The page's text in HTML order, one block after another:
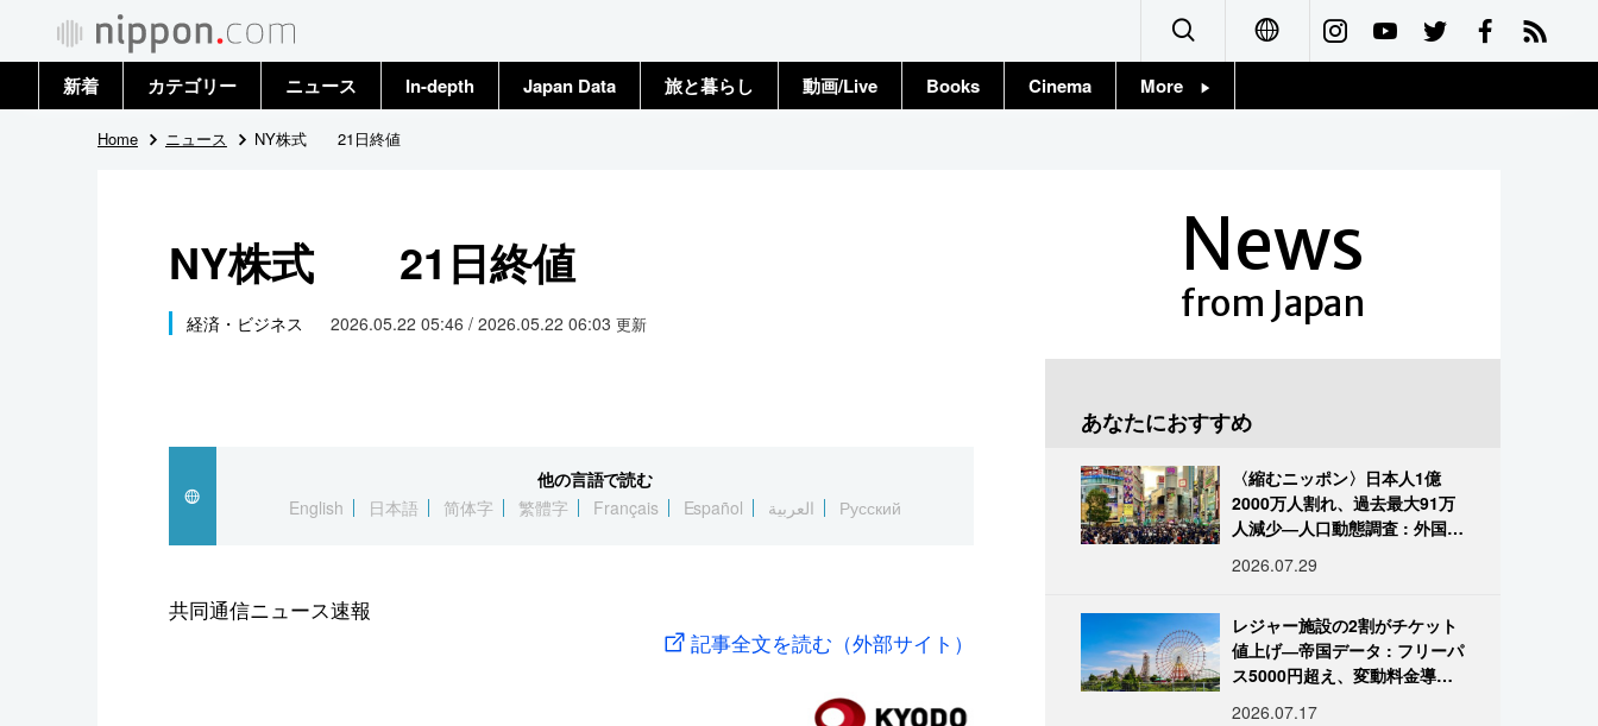
Français
新着 カテゴリー
政治・外交
国際
科学・技術
暮らし
ニュース
トップ
In-depth Japan Data 旅と暮らし 動画/Live Books Cinema More
Home ニュース NY株式 21日終値
NY株式 21日終値
経済・ビジネス 2026.05.22 05:46 / 2026.05.22 06:03 更新
他の言語で読む
English
日本語 简体字 繁體字 Français Español العربية Русский
共同通信ニュース速報
記事全文を読む（外部サイト）
News
from Japan
あなたにおすすめ
〈縮むニッポン〉日本人1億
2000万人割れ、過去最大91万
人減少―人口動態調査 : 外国人
2026.07.29
レジャー施設の2割がチケット
値上げ―帝国データ : フリーパ
ス5000円超え、変動料金導入
2026.07.17